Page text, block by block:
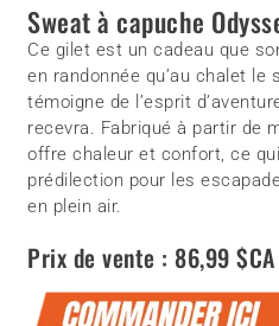
Sweat à capuche
Ce gilet est un cadeau que
en randonnée qu’au chalet le
témoigne de l’esprit
recevra. Fabriqué à partir de
offre chaleur et confort, ce
prédilection pour les
en plein air.
Prix de vente : 86,99